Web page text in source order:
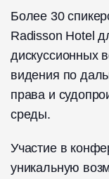
Более 30
Radisson Hotel
дискуссионных
видения по
права и
среды.
Участие в
уникальную